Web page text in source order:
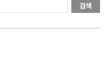
검색